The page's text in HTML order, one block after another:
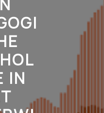
IN